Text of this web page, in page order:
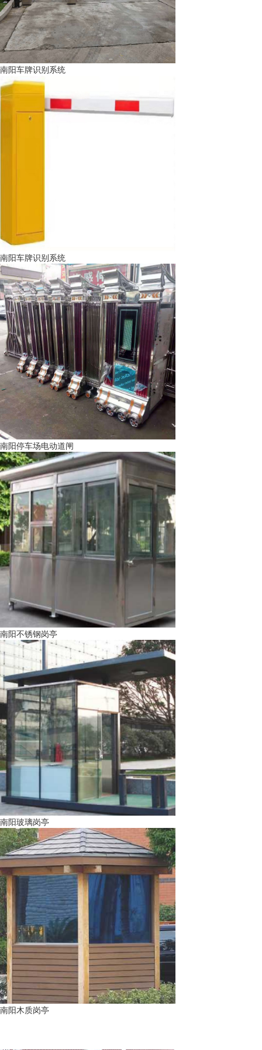
南阳车牌识别系统
南阳车牌识别系统
南阳停车场电动道闸
南阳不锈钢岗亭
南阳玻璃岗亭
南阳木质岗亭